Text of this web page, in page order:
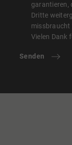
garantieren,
Dritte
missbraucht
Vielen Dank
Senden